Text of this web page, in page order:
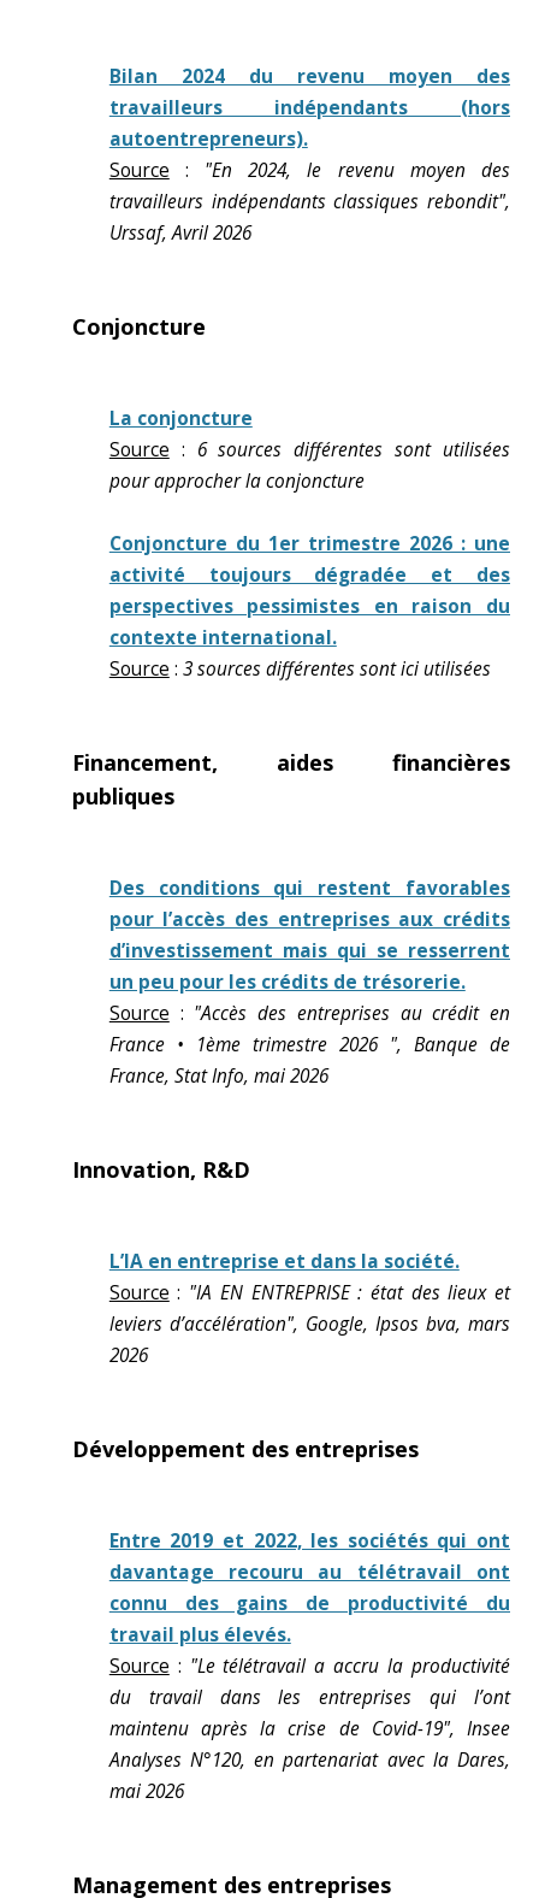
Bilan 2024 du revenu moyen des
travailleurs indépendants (hors
autoentrepreneurs).
Source : "En 2024, le revenu moyen des
travailleurs indépendants classiques rebondit",
Urssaf, Avril 2026
Conjoncture
La conjoncture
Source : 6 sources différentes sont utilisées
pour approcher la conjoncture
Conjoncture du 1er trimestre 2026 : une
activité toujours dégradée et des
perspectives pessimistes en raison du
contexte international.
Source : 3 sources différentes sont ici utilisées
Financement, aides financières
publiques
Des conditions qui restent favorables
pour l’accès des entreprises aux crédits
d’investissement mais qui se resserrent
un peu pour les crédits de trésorerie.
Source : "Accès des entreprises au crédit en
France • 1ème trimestre 2026 ", Banque de
France, Stat Info, mai 2026
Innovation, R&D
L’IA en entreprise et dans la société.
Source : "IA EN ENTREPRISE : état des lieux et
leviers d’accélération", Google, Ipsos bva, mars
2026
Développement des entreprises
Entre 2019 et 2022, les sociétés qui ont
davantage recouru au télétravail ont
connu des gains de productivité du
travail plus élevés.
Source : "Le télétravail a accru la productivité
du travail dans les entreprises qui l’ont
maintenu après la crise de Covid-19", Insee
Analyses N°120, en partenariat avec la Dares,
mai 2026
Management des entreprises